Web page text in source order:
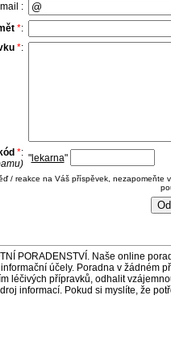
:
*:
*:
*: "lekarna"
/ reakce na Váš příspěvek, nezapomeňte
PORADENSTVÍ. Naše online
účely. Poradna v žádném
léčivých přípravků, odhalit
informací. Pokud si myslíte, že